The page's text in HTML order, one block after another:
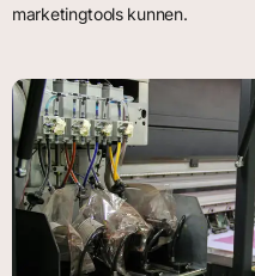
marketingtools kunnen.